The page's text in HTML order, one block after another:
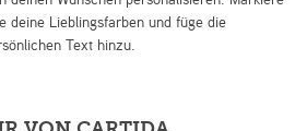
deine Lieblingsfarben und füge die
Text hinzu.